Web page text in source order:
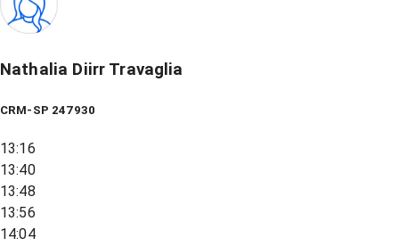
Nathalia Diirr Travaglia
CRM-SP 247930
13:16
13:40
13:48
13:56
14:04